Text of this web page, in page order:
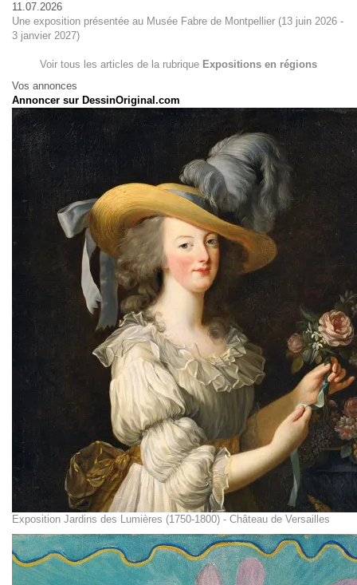
11.07.2026
Une exposition présentée au Musée Fabre de Montpellier (13 juin 2026 -
3 janvier 2027)
Voir tous les articles de la rubrique Expositions en régions
Vos annonces
Annoncer sur DessinOriginal.com
Exposition Jardins des Lumières (1750-1800) - Château de Versailles